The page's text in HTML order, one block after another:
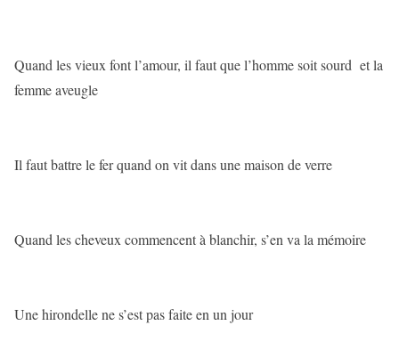
Quand les vieux font l’amour, il faut que l’homme soit sourd et la
femme aveugle
Il faut battre le fer quand on vit dans une maison de verre
Quand les cheveux commencent à blanchir, s’en va la mémoire
Une hirondelle ne s’est pas faite en un jour